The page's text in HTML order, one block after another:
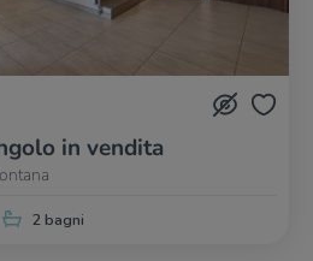
in vendita
2 bagni